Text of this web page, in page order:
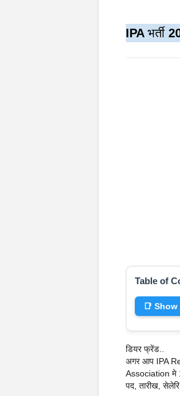
IPA भर्ती
Table of
📑
डियर फ्रेंड..
अगर आप IPA
Association मे
पद, तारीख,